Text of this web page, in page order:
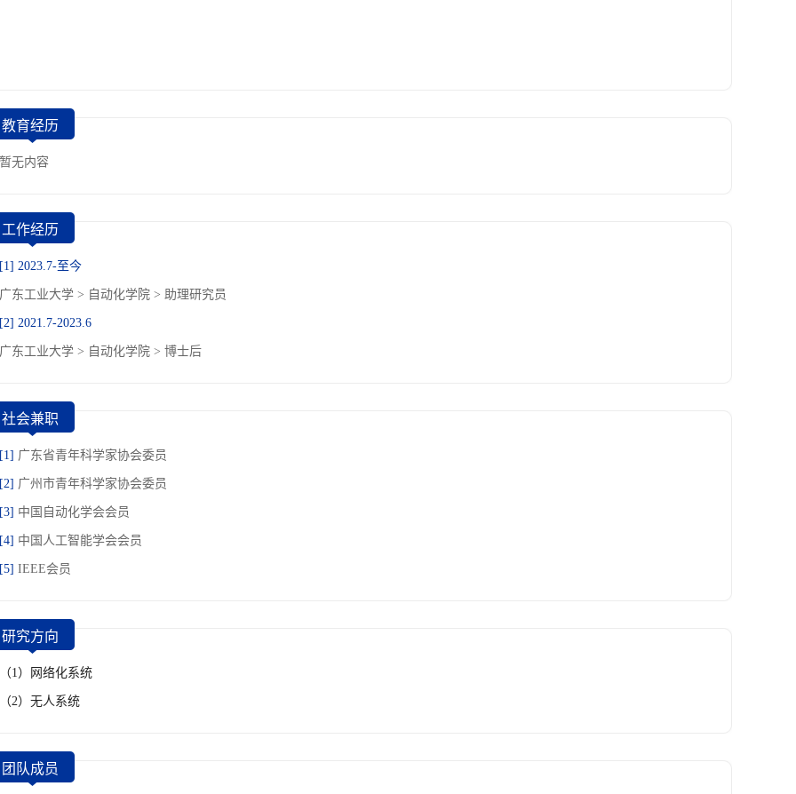
教育经历
暂无内容
工作经历
[1] 2023.7-至今
广东工业大学 > 自动化学院 > 助理研究员
[2] 2021.7-2023.6
广东工业大学 > 自动化学院 > 博士后
社会兼职
[1] 广东省青年科学家协会委员
[2] 广州市青年科学家协会委员
[3] 中国自动化学会会员
[4] 中国人工智能学会会员
[5] IEEE会员
研究方向
（1）网络化系统
（2）无人系统
团队成员